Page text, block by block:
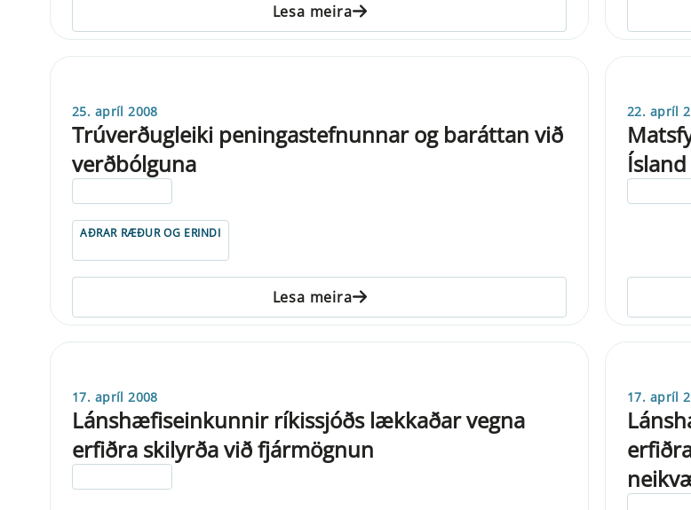
Lesa meira
25. apríl 2008
Trúverðugleiki peningastefnunnar og baráttan við
verðbólguna
AÐRAR RÆÐUR OG ERINDI
Lesa meira
22. apríl
Ísland
17. apríl 2008
Lánshæfiseinkunnir ríkissjóðs lækkaðar vegna
erfiðra skilyrða við fjármögnun
17. apríl